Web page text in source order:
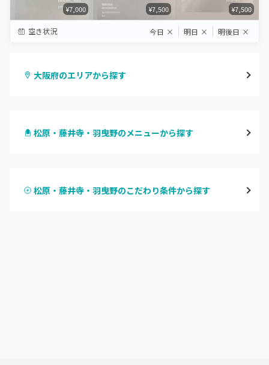
¥7,000 ¥7,500 ¥7,500
空き状況 今日 × 明日 × 明後日 ×
大阪府のエリアから探す
心斎橋・南船場・アメ村
松原・藤井寺・羽曳野のメニューから探す
ハンドスカルプ
松原・藤井寺・羽曳野のこだわり条件から探す